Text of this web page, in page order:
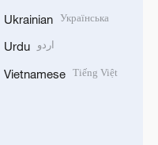
Ukrainian Українська
Urdu اردو
Vietnamese Tiếng Việt